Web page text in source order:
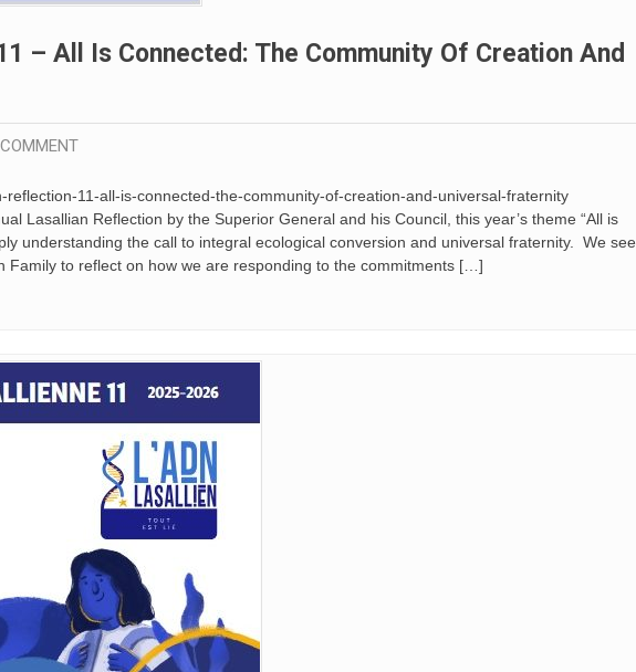
– All Is Connected: The Community Of Creation And
reflection-11-all-is-connected-the-community-of-creation-and-universal-fraternity
Lasallian Reflection by the Superior General and his Council, this year’s theme “All is
understanding the call to integral ecological conversion and universal fraternity. We see
Family to reflect on how we are responding to the commitments […]